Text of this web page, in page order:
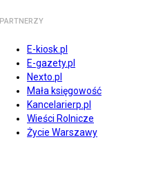
PARTNERZY
E-kiosk.pl
E-gazety.pl
Nexto.pl
Mała księgowość
Kancelarierp.pl
Wieści Rolnicze
Życie Warszawy